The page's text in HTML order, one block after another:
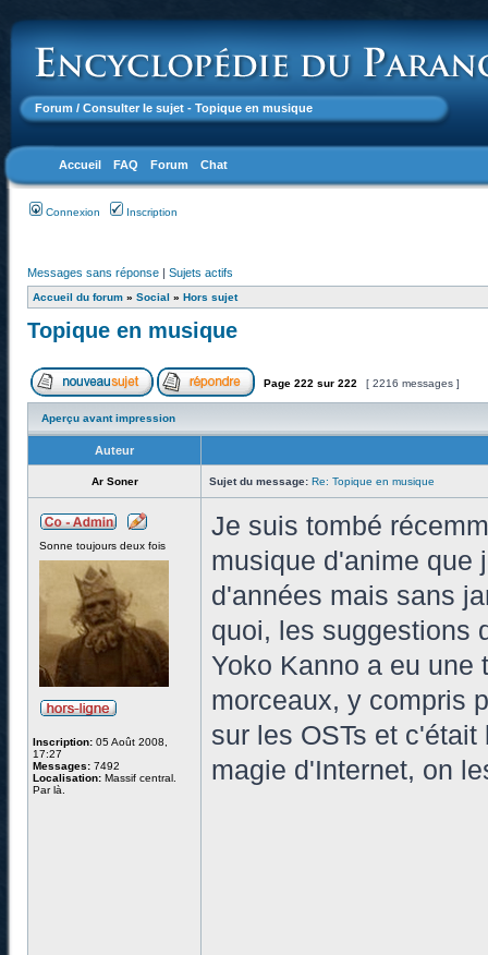
Forum / Consulter le sujet - Topique en musique
Accueil FAQ Forum Chat
Connexion Inscription
Messages sans réponse | Sujets actifs
Accueil du forum » Social » Hors sujet
Topique en musique
Page 222 sur 222 [ 2216 messages ]
Aperçu avant impression
Auteur
Ar Soner Sujet du message: Re: Topique en musique
Sonne toujours deux fois
Inscription: 05 Août 2008,
17:27
Messages: 7492
Localisation: Massif central.
Par là.
Je suis tombé
musique d'anime que
d'années mais sans
quoi, les suggestions
Yoko Kanno a eu une
morceaux, y compris
sur les OSTs et
magie d'Internet, on